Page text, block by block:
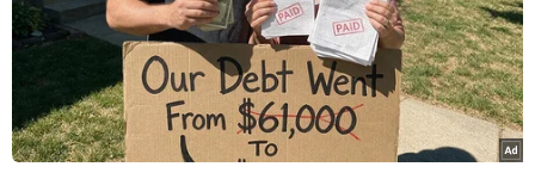
Phim ngắn của Việt Nam tiếp tục được đề
cử tại Venice 2020